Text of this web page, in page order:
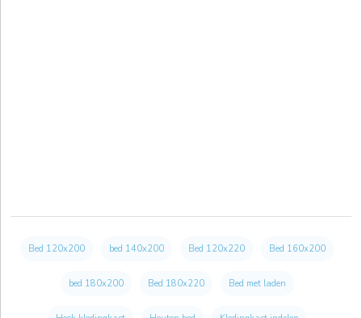
Bed 120x200 bed 140x200 Bed 120x220 Bed 160x200
bed 180x200 Bed 180x220 Bed met laden